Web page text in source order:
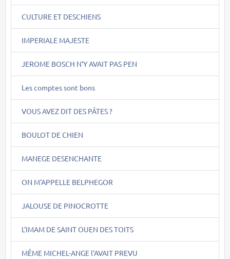
CULTURE ET DESCHIENS
IMPERIALE MAJESTE
JEROME BOSCH N'Y AVAIT PAS PEN
Les comptes sont bons
VOUS AVEZ DIT DES PÂTES ?
BOULOT DE CHIEN
MANEGE DESENCHANTE
ON M'APPELLE BELPHEGOR
JALOUSE DE PINOCROTTE
L'IMAM DE SAINT OUEN DES TOITS
MÊME MICHEL-ANGE l'AVAIT PREVU